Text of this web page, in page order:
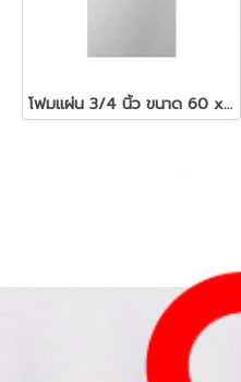
โฟมแผ่น 3/4 นิ้ว ขนาด 60 x 120 ซม.สีขาว